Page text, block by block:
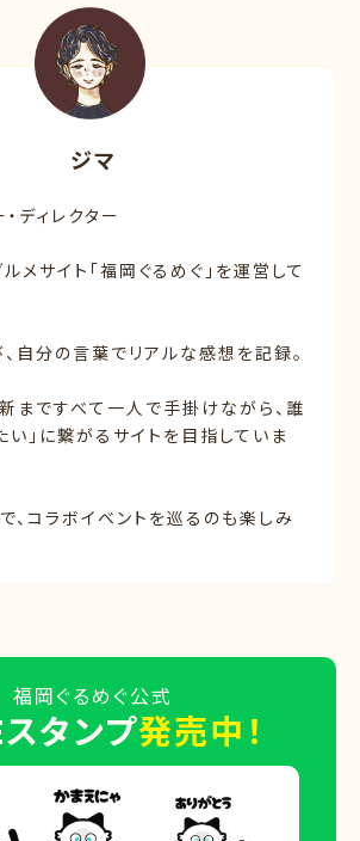
ジマ
ディレクター
メサイト「福岡ぐるめぐ」を運営して
自分の言葉でリアルな感想を記録。
まですべて一人で手掛けながら、誰
い」に繋がるサイトを目指していま
、コラボイベントを巡るのも楽しみ
福岡ぐるめぐ公式
タンプ発売中！